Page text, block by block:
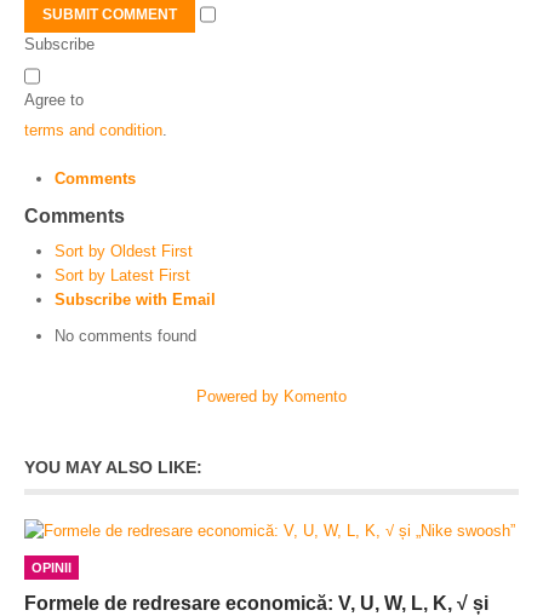
SUBMIT COMMENT
Subscribe
Agree to
terms and condition
Comments
Comments
Sort by Oldest First
Sort by Latest First
Subscribe with Email
No comments found
Powered by Komento
YOU MAY ALSO LIKE:
OPINII
Formele de redresare economică: V, U, W, L, K, √ și